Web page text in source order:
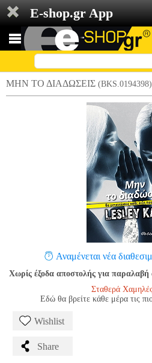
E-shop.gr App
ΜΗΝ ΤΟ ΔΙΑΔΩΣΕΙΣ (BKS.0194398)
Αναμένεται νέα
Χωρίς έξοδα αποστολής για
Σταθερά
Εδώ θα βρείτε κάθε μέρα τις
Wishlist
Share